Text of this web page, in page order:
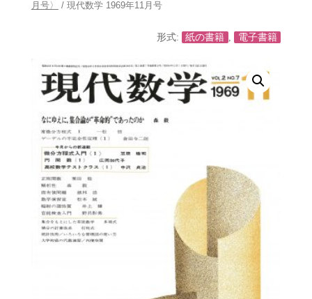
月号〉
/ 現代数学 1969年11月号
形式: 紙の書籍 , 電子書籍